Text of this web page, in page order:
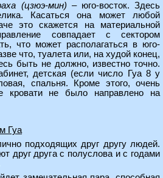
(цзюэ-мин) – юго-восток. Здесь
Касаться она может любой
это скажется на материальной
совпадает с сектором
что может располагаться в юго-
что, туалета или, на худой конец,
быть не должно, известно точно.
детская (если число Гуа 8 у
спальня. Кроме этого, очень
кровати не было направлено на
Гуа
подходящих друг другу людей.
друг друга с полуслова и с годами